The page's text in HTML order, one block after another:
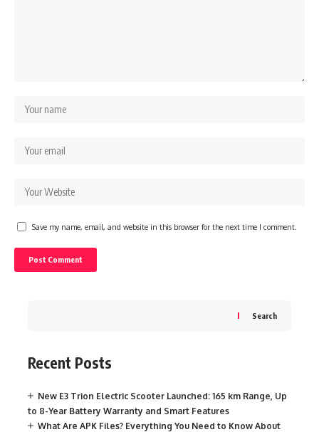
Save my name, email, and website in this browser for the next time I comment.
Search
Recent Posts
New E3 Trion Electric Scooter Launched: 165 km Range, Up
to 8-Year Battery Warranty and Smart Features
What Are APK Files? Everything You Need to Know About